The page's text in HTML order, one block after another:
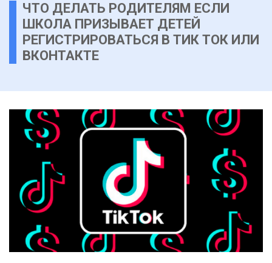
ЧТО ДЕЛАТЬ РОДИТЕЛЯМ ЕСЛИ
ШКОЛА ПРИЗЫВАЕТ ДЕТЕЙ
РЕГИСТРИРОВАТЬСЯ В ТИК ТОК ИЛИ
ВКОНТАКТЕ